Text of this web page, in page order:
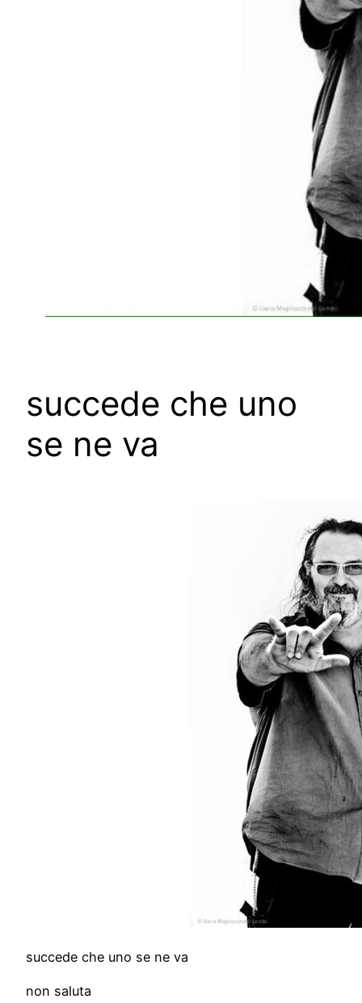
succede che uno
se ne va
succede che uno se ne va
non saluta